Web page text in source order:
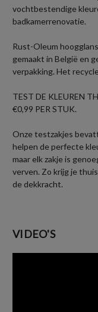
vochtbestendige
badkamerrenovatie.
Rust-Oleum
gemaakt in België en
verpakking. Het
TEST DE KLEUREN
€0,99 PER STUK.
Onze testzakjes
helpen de perfecte
maar elk zakje is
verven. Zo krijg je
de dekkracht.
VIDEO'S